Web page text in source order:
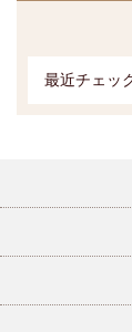
最近チェッ